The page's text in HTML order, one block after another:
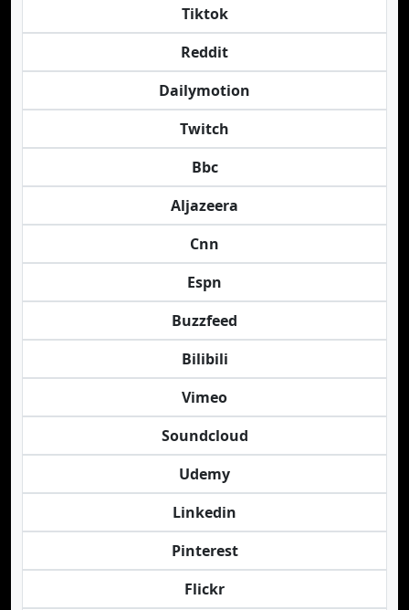
Tiktok
Reddit
Dailymotion
Twitch
Bbc
Aljazeera
Cnn
Espn
Buzzfeed
Bilibili
Vimeo
Soundcloud
Udemy
Linkedin
Pinterest
Flickr